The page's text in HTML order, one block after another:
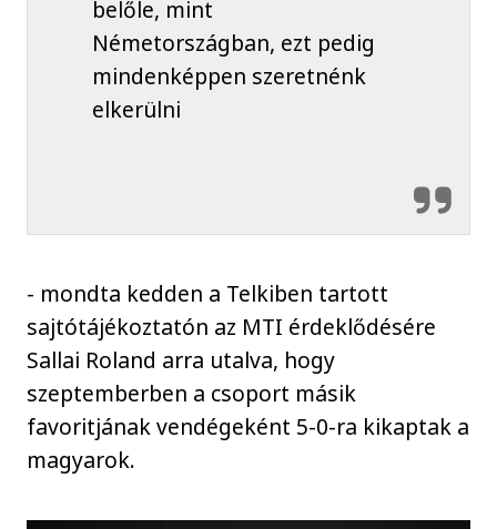
belőle, mint
Németországban, ezt pedig
mindenképpen szeretnénk
elkerülni
- mondta kedden a Telkiben tartott
sajtótájékoztatón az MTI érdeklődésére
Sallai Roland arra utalva, hogy
szeptemberben a csoport másik
favoritjának vendégeként 5-0-ra kikaptak a
magyarok.